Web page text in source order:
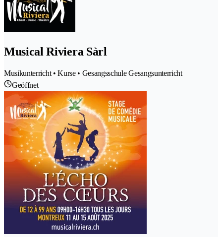
Musical Riviera Sàrl
Musikunterricht • Kurse • Gesangsschule Gesangsunterricht
Geöffnet